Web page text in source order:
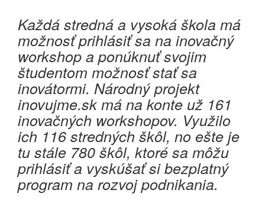
Každá stredná a vysoká škola má
možnosť prihlásiť sa na inovačný
workshop a ponúknuť svojim
študentom možnosť stať sa
inovátormi. Národný projekt
inovujme.sk má na konte už 161
inovačných workshopov. Využilo
ich 116 stredných škôl, no ešte je
tu stále 780 škôl, ktoré sa môžu
prihlásiť a vyskúšať si bezplatný
program na rozvoj podnikania.